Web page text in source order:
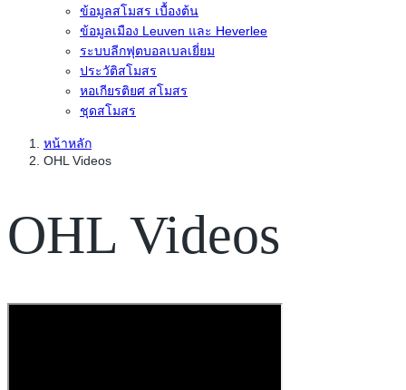
ข้อมูลสโมสร เบื้องต้น
ข้อมูลเมือง Leuven และ Heverlee
ระบบลีกฟุตบอลเบลเยี่ยม
ประวัติสโมสร
หอเกียรติยศ สโมสร
ชุดสโมสร
หน้าหลัก
OHL Videos
OHL Videos